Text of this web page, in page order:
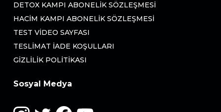
DETOX KAMPI ABONELIK SÖZLEŞMESI
HACIM KAMPI ABONELIK SÖZLEŞMESI
TEST VIDEO SAYFASI
TESLIMAT İADE KOŞULLARI
GIZLILIK POLITIKASI
Sosyal Medya